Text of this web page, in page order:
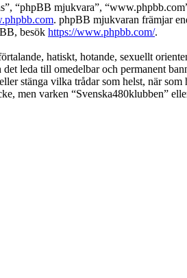
“phpBB mjukvara”,
. phpBB mjukvaran främjar
besök https://www.phpbb.com/.
hatiskt, hotande, sexuellt
leda till omedelbar och permanent
stänga vilka trådar som helst, när
men varken “Svenska480klubben”